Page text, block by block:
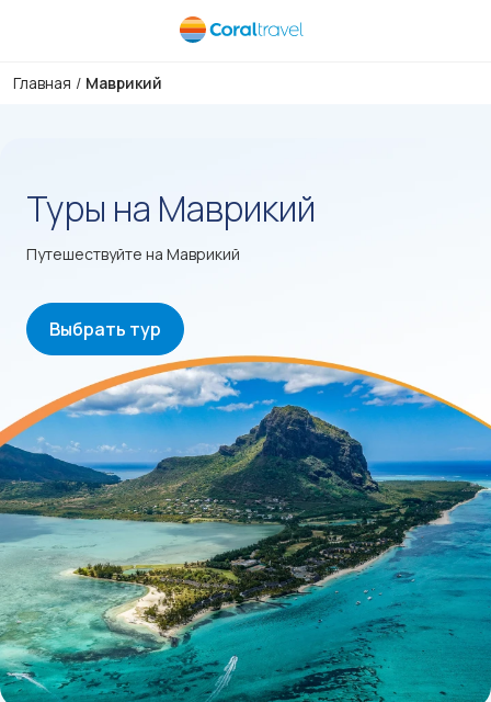
Главная / Маврикий
Туры на Маврикий
Путешествуйте на Маврикий
Выбрать тур